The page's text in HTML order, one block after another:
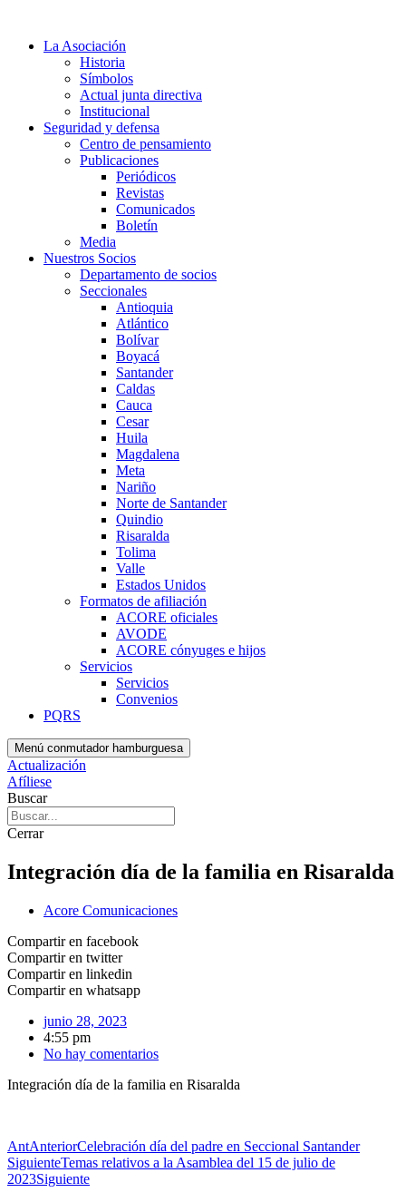
contenidoLa Asociación
Historia
Símbolos
Actual junta directiva
Institucional
Seguridad y defensa
Centro de pensamiento
Publicaciones
Periódicos
Revistas
Comunicados
Boletín
Media
Nuestros Socios
Departamento de socios
Seccionales
Antioquia
Atlántico
Bolívar
Boyacá
Santander
Caldas
Cauca
Cesar
Huila
Magdalena
Meta
Nariño
Norte de Santander
Quindio
Risaralda
Tolima
Valle
Estados Unidos
Formatos de afiliación
ACORE oficiales
AVODE
ACORE cónyuges e hijos
Servicios
Servicios
Convenios
PQRS
Menú conmutador hamburguesa
Actualización
Afíliese
Buscar
Cerrar
Integración día de la familia en Risaralda
Acore Comunicaciones
Compartir en facebook
Compartir en twitter
Compartir en linkedin
Compartir en whatsapp
junio 28, 2023
4:55 pm
No hay comentarios
Integración día de la familia en Risaralda
AntAnteriorCelebración día del padre en Seccional Santander
SiguienteTemas relativos a la Asamblea del 15 de julio de
2023Siguiente